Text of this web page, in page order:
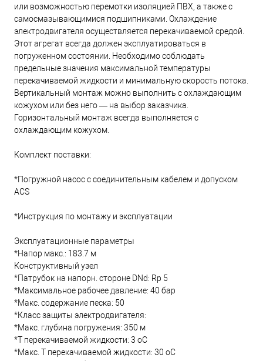
или возможностью перемотки изоляцией ПВХ, а также с
самосмазывающимися подшипниками. Охлаждение
электродвигателя осуществляется перекачиваемой средой.
Этот агрегат всегда должен эксплуатироваться в
погруженном состоянии. Необходимо соблюдать
предельные значения максимальной температуры
перекачиваемой жидкости и минимальную скорость потока.
Вертикальный монтаж можно выполнить с охлаждающим
кожухом или без него — на выбор заказчика.
Горизонтальный монтаж всегда выполняется с
охлаждающим кожухом.
Комплект поставки:
*Погружной насос с соединительным кабелем и допуском
ACS
*Инструкция по монтажу и эксплуатации
Эксплуатационные параметры
*Напор макс.: 183.7 м
Конструктивный узел
*Патрубок на напорн. стороне DNd: Rp 5
*Максимальное рабочее давление: 40 бар
*Макс. содержание песка: 50
*Класс защиты электродвигателя:
*Макс. глубина погружения: 350 м
*Т перекачиваемой жидкости: 3 oC
*Макс. T перекачиваемой жидкости: 30 oC